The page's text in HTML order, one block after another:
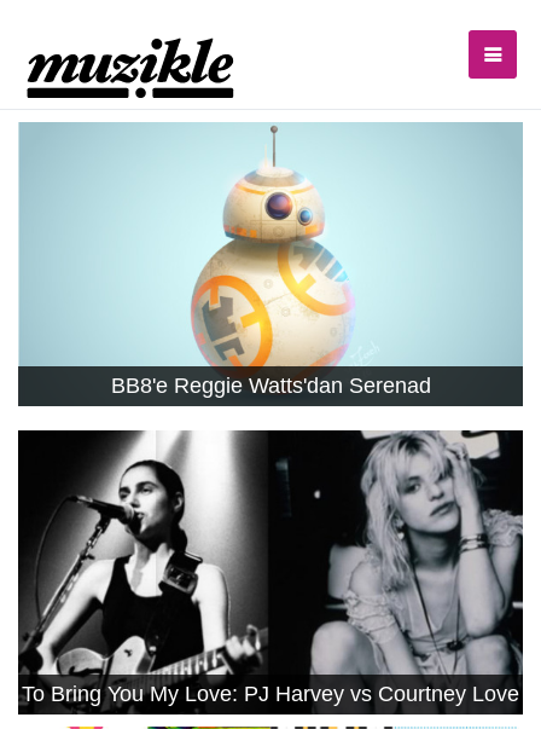
BB8'e Reggie Watts'dan Serenad
To Bring You My Love: PJ Harvey vs Courtney Love